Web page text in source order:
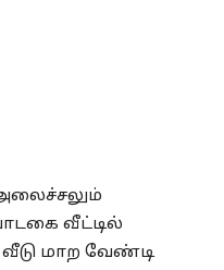
வீட்டில்
வீடு மாற வேண்டி